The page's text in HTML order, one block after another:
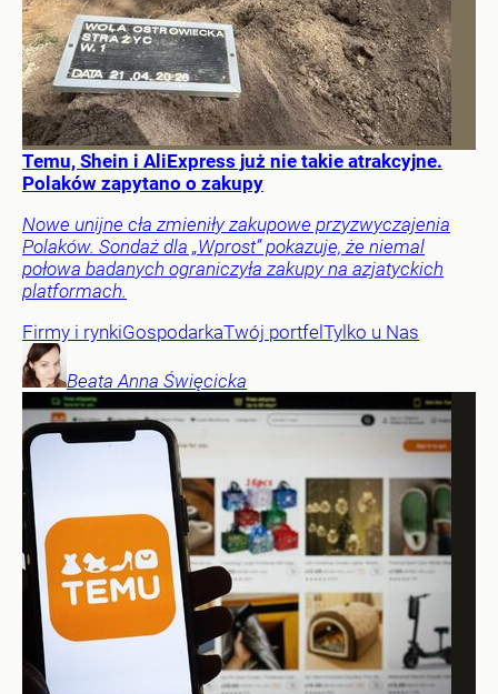
Temu, Shein i AliExpress już nie takie atrakcyjne.
Polaków zapytano o zakupy
Nowe unijne cła zmieniły zakupowe przyzwyczajenia
Polaków. Sondaż dla „Wprost” pokazuje, że niemal
połowa badanych ograniczyła zakupy na azjatyckich
platformach.
Firmy i rynkiGospodarkaTwój portfelTylko u Nas
Beata Anna Święcicka